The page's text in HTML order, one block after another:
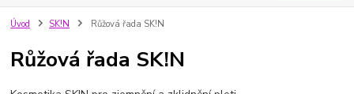
Úvod SK!N Růžová řada SK!N
Růžová řada SK!N